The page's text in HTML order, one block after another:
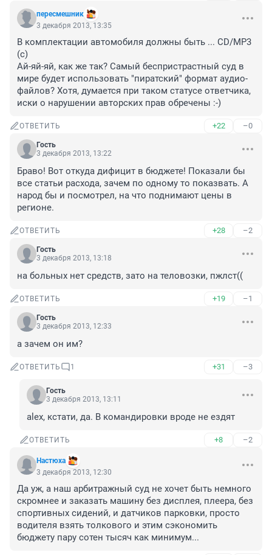
пересмешник
3 декабря 2013, 13:35
В комплектации автомобиля должны быть ... CD/MP3
(с)
Ай-яй-яй, как же так? Самый беспристрастный суд в
мире будет использовать "пиратский" формат аудио-
файлов? Хотя, думается при таком статусе ответчика,
иски о нарушении авторских прав обречены :-)
ОТВЕТИТЬ +22 –0
Гость
3 декабря 2013, 13:22
Браво! Вот откуда дифицит в бюджете! Показали бы
все статьи расхода, зачем по одному то показвать. А
народ бы и посмотрел, на что поднимают цены в
регионе.
ОТВЕТИТЬ +28 –2
Гость
3 декабря 2013, 13:18
на больных нет средств, зато на теловозки, пжлст((
ОТВЕТИТЬ +19 –1
Гость
3 декабря 2013, 12:33
а зачем он им?
ОТВЕТИТЬ 1 +31 –3
Гость
3 декабря 2013, 13:11
alex, кстати, да. В командировки вроде не ездят
ОТВЕТИТЬ +8 –2
Настюха
3 декабря 2013, 12:30
Да уж, а наш арбитражный суд не хочет быть немного
скромнее и заказать машину без дисплея, плеера, без
спортивных сидений, и датчиков парковки, просто
водителя взять толкового и этим сэкономить
бюджету пару сотен тысяч как минимум...